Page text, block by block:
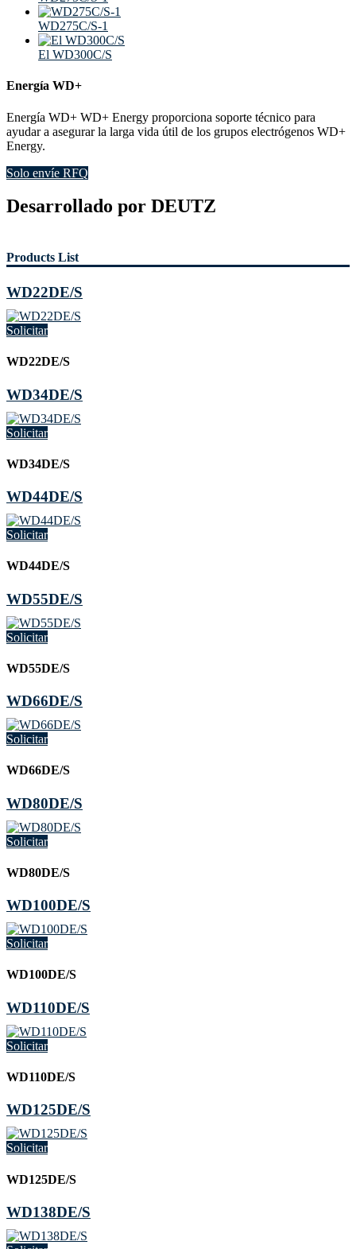
WD275C/S-1
El WD300C/S
Energía WD+
Energía WD+ WD+ Energy proporciona soporte técnico para
ayudar a asegurar la larga vida útil de los grupos electrógenos WD+
Energy.
Solo envíe RFQ
Desarrollado por DEUTZ
Products List
WD22DE/S
Solicitar
WD22DE/S
WD34DE/S
Solicitar
WD34DE/S
WD44DE/S
Solicitar
WD44DE/S
WD55DE/S
Solicitar
WD55DE/S
WD66DE/S
Solicitar
WD66DE/S
WD80DE/S
Solicitar
WD80DE/S
WD100DE/S
Solicitar
WD100DE/S
WD110DE/S
Solicitar
WD110DE/S
WD125DE/S
Solicitar
WD125DE/S
WD138DE/S